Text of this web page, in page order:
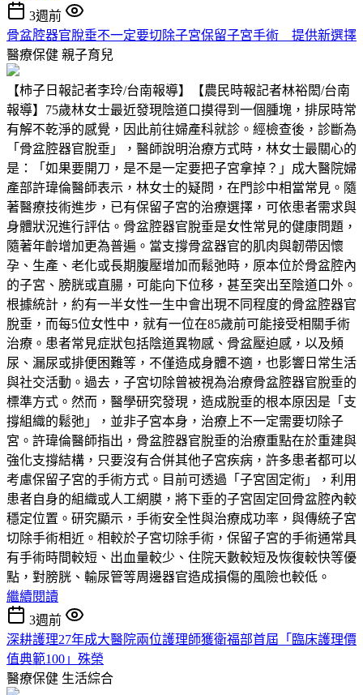
3週前
骨盆腔器官脫垂不一定要切除子宮保留子宮手術 提供新選擇
醫療保健 親子育兒
【柿子日報記者李玲/台南報導】【農民時報記者林裕閎/台南
報導】75歲林女士最近發現陰道口摸得到一個腫塊，排尿時常
有解不乾淨的感覺，因此前往婦產科就診。經檢查後，診斷為
「骨盆腔器官脫垂」，醫師說明治療方式時，林女士最關心的
是：「如果要開刀，是不是一定要把子宮拿掉？」成大醫院婦
產部許瑋倫醫師表示，林女士的疑問，在門診中相當常見。隨
著醫療技術進步，已有保留子宮的治療選擇，可依患者需求與
身體狀況進行評估。骨盆腔器官脫垂是女性常見的健康問題，
隨著年齡增加更為普遍。當支撐骨盆器官的肌肉與韌帶因懷
孕、生產、老化或長期腹壓增加而鬆弛時，原本位於骨盆腔內
的子宮、膀胱或直腸，可能向下位移，甚至突出至陰道口外。
根據統計，約有一半女性一生中會出現不同程度的骨盆腔器官
脫垂，而每5位女性中，就有一位在85歲前可能接受相關手術
治療。患者常見症狀包括陰道異物感、骨盆壓迫感，以及頻
尿、漏尿或排便困難等，不僅造成身體不適，也影響日常生活
與社交活動。過去，子宮切除曾被視為治療骨盆腔器官脫垂的
標準方式。然而，醫學研究發現，造成脫垂的根本原因是「支
撐組織的鬆弛」，並非子宮本身，治療上不一定需要切除子
宮。許瑋倫醫師指出，骨盆腔器官脫垂的治療重點在於重建與
強化支撐結構，只要沒有合併其他子宮疾病，許多患者都可以
考慮保留子宮的手術方式。目前可透過「子宮固定術」，利用
患者自身的組織或人工網膜，將下垂的子宮固定回骨盆腔內較
穩定位置。研究顯示，手術安全性與治療成功率，與傳統子宮
切除手術相近。相較於子宮切除手術，保留子宮的手術通常具
有手術時間較短、出血量較少、住院天數較短及恢復較快等優
點，對膀胱、輸尿管等周邊器官造成損傷的風險也較低。
繼續閱讀
3週前
深耕護理27年成大醫院兩位護理師獲衛福部首屆「臨床護理價
值典範100」殊榮
醫療保健 生活綜合